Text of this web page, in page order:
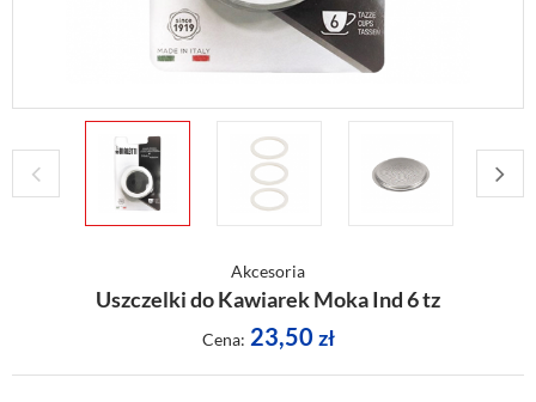
Akcesoria
Uszczelki do Kawiarek Moka Ind 6 tz
Cena: 23,50 zł